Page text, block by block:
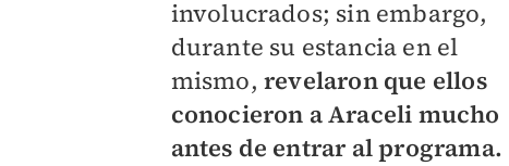
involucrados; sin embargo,
durante su estancia en el
mismo, revelaron que ellos
conocieron a Araceli mucho
antes de entrar al programa.